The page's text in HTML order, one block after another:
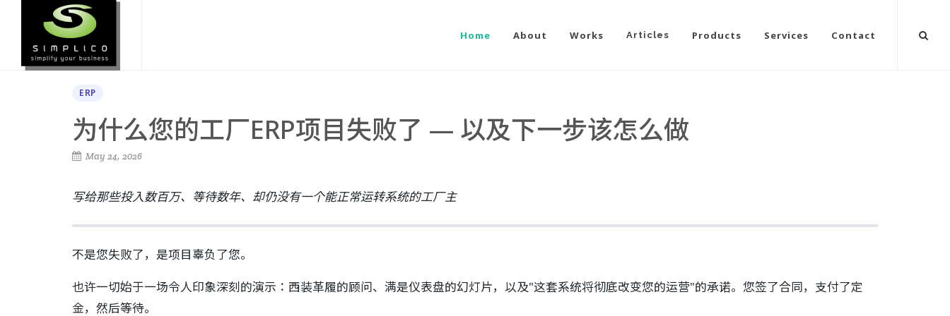
Home About Works Articles Products Services Contact
ERP
为什么您的工厂ERP项目失败了 — 以及下一步该怎么做
May 24, 2026
写给那些投入数百万、等待数年、却仍没有一个能正常运转系统的工厂主
不是您失败了，是项目辜负了您。
也许一切始于一场令人印象深刻的演示：西装革履的顾问、满是仪表盘的幻灯片，以及"这套系统将彻底改变您的运营"的承诺。您签了合同，支付了定
金，然后等待。